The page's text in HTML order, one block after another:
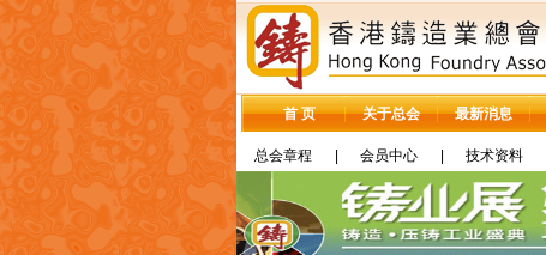
首 页
关于总会 最新消息
总会章程 会员中心 技术资料